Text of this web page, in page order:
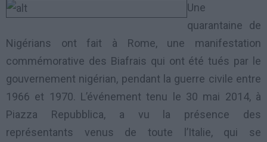
Une
quarantaine de
Nigérians ont fait à Rome, une manifestation
commémorative des Biafrais qui ont été tués par le
gouvernement nigérian, pendant la guerre civile entre
1966 et 1970. L’événement tenu le 30 mai 2014, à
Piazza Repubblica, a vu la présence des
représentants venus de toute l’Italie, qui se